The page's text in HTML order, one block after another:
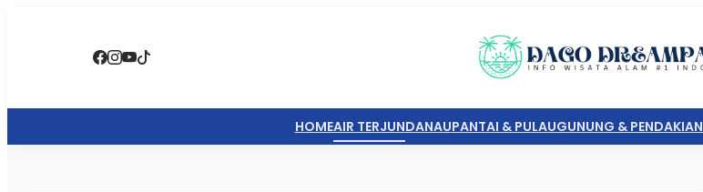
HOMEAIR TERJUNDANAUPANTAI & PULAUGUNUNG & PENDAKIAN